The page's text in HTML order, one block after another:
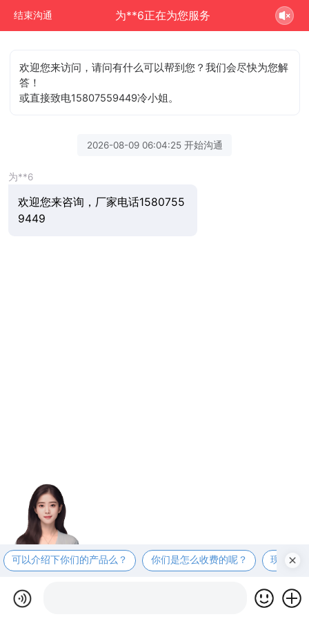
结束沟通 为**6正在为您服务
欢迎您来访问，请问有什么可以帮到您？我们会尽快为您解
答！
或直接致电15807559449冷小姐。
2026-08-09 06:04:25 开始沟通
为**6
欢迎您来咨询，厂家电话1580755
9449
可以介绍下你们的产品么？ 你们是怎么收费的呢？ 现在有